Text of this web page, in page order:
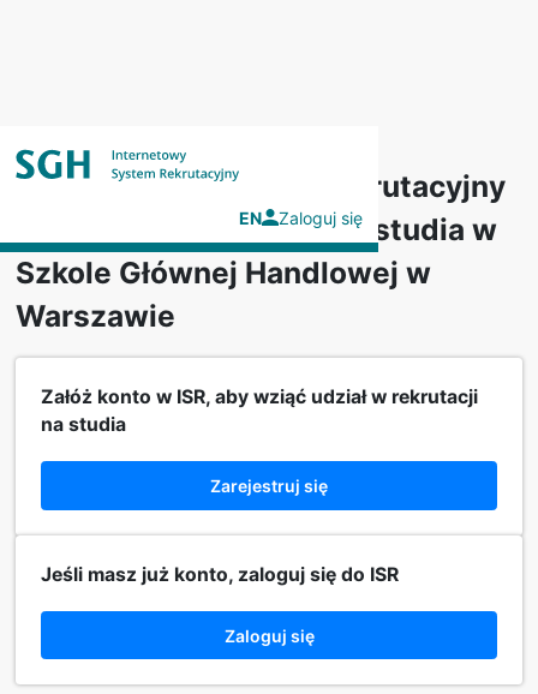
EN Zaloguj się
Internetowy System Rekrutacyjny
(ISR) dla kandydatów na studia w
Szkole Głównej Handlowej w
Warszawie
Załóż konto w ISR, aby wziąć udział w rekrutacji
na studia
Zarejestruj się
Jeśli masz już konto, zaloguj się do ISR
Zaloguj się